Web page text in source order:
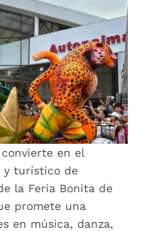
en el
y turístico de
la Feria Bonita de
promete una
en música, danza,